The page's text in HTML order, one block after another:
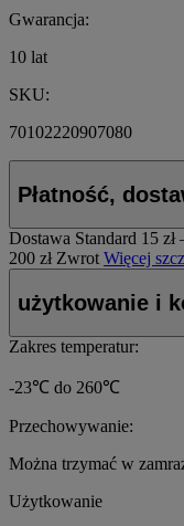
Gwarancja:
10 lat
SKU:
70102220907080
Płatność,
Dostawa Standard 15 zł
200 zł Zwrot Więcej
użytkowanie i
Zakres temperatur:
-23℃ do 260℃
Przechowywanie:
Można trzymać w
Użytkowanie